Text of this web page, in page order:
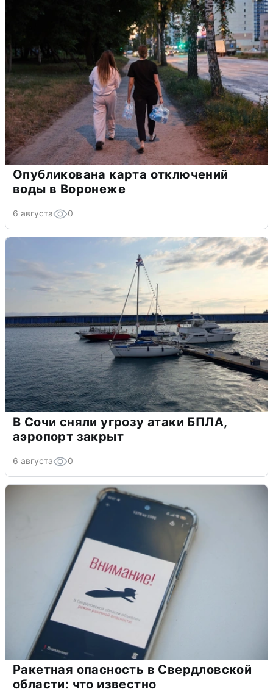
Опубликована карта отключений
воды в Воронеже
6 августа 0
В Сочи сняли угрозу атаки БПЛА,
аэропорт закрыт
6 августа 0
Ракетная опасность в Свердловской
области: что известно